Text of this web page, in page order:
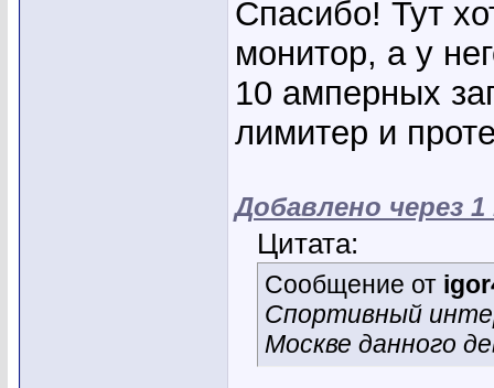
Спасибо! Тут
монитор, а у
10 амперных
лимитер и
Добавлено через
Цитата:
Сообщение от
Спортивный
Москве данного